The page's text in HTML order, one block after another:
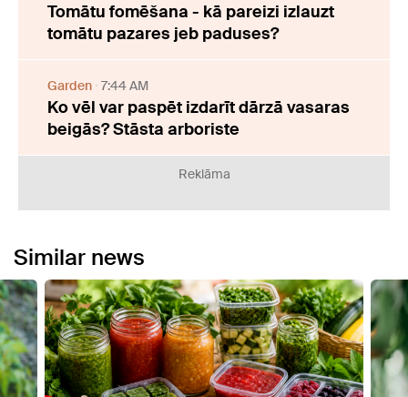
Tomātu fomēšana - kā pareizi izlauzt
tomātu pazares jeb paduses?
Garden 7:44 AM
Ko vēl var paspēt izdarīt dārzā vasaras
beigās? Stāsta arboriste
Reklāma
Similar news